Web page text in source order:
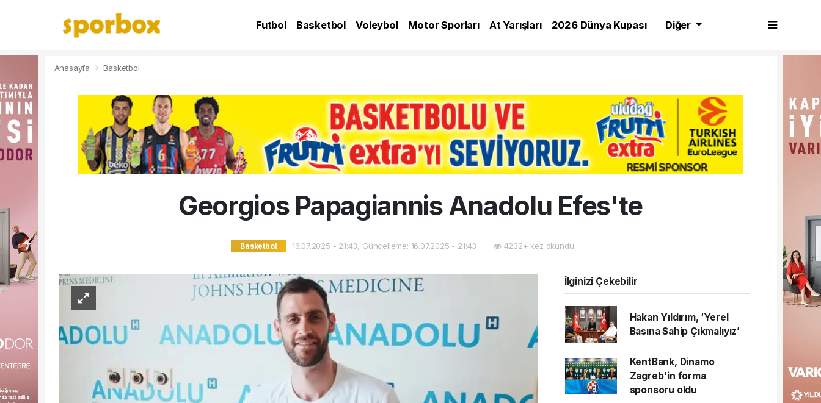
Futbol Basketbol Voleybol Motor Sporları At Yarışları
2026 Dünya Kupası
Diğer
Anasayfa Basketbol
Georgios Papagiannis Anadolu Efes'te
Basketbol 16.07.2025 - 21:43, Güncelleme: 16.07.2025 - 21:43 4232+ kez okundu.
İlginizi Çekebilir
Hakan Yıldırım, ‘Yerel
Basına Sahip Çıkmalıyız’
KentBank, Dinamo
Zagreb'in forma
sponsoru oldu